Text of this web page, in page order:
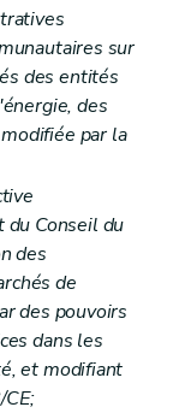
relevant de la loi (
européens
sur
des entités
des
par la
Conseil du
des
de
des pouvoirs
dans les
et modifiant